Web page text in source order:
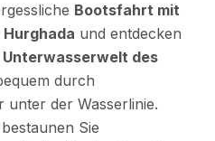
Bootsfahrt mit
und entdecken
Unterwasserwelt des
durch
der Wasserlinie.
Sie